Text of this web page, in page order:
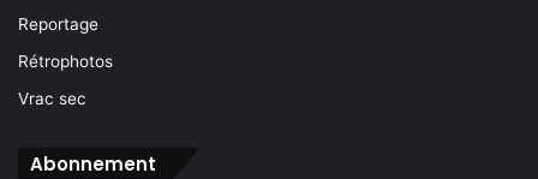
Reportage
Rétrophotos
Vrac sec
Abonnement